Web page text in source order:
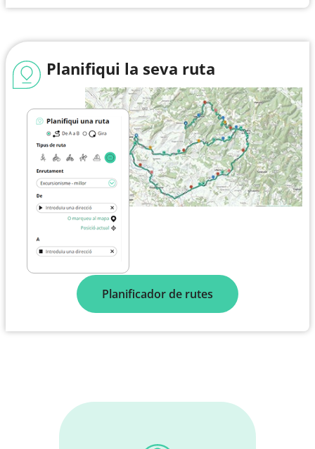
Planifiqui la seva ruta
Planificador de rutes